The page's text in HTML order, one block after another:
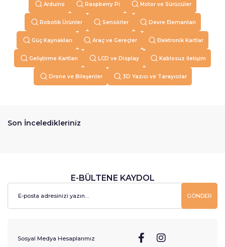
Arduino Raspberry Pi Motor ve Sürücüler
Robotik Ürünler Sensörler Devre Elemanları
Güç Kaynakları Araç ve Gereçler Elektronik Kartlar
Geliştirme Kartları LCD ve Display Kablosuz İletişim
Drone ve Bileşenler 3D Yazıcı ve Tarayıcılar
Son İnceledikleriniz
E-BÜLTENE KAYDOL
GÖNDER
Sosyal Medya Hesaplarımız